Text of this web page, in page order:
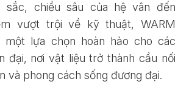
sắc, chiều sâu của hệ vân đến
vượt trội về kỹ thuật, WARM
một lựa chọn hoàn hảo cho các
đại, nơi vật liệu trở thành cầu nối
và phong cách sống đương đại.